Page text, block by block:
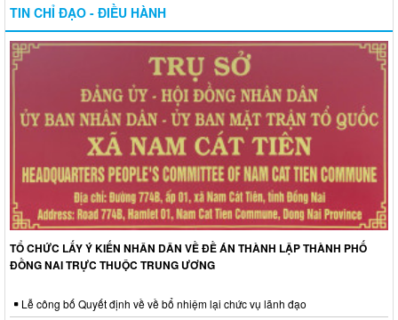
TIN CHỈ ĐẠO - ĐIỀU HÀNH
TỔ CHỨC LẤY Ý KIẾN NHÂN DÂN VỀ ĐỀ ÁN THÀNH LẬP THÀNH PHỐ
ĐỒNG NAI TRỰC THUỘC TRUNG ƯƠNG
Lễ công bố Quyết định về về bổ nhiệm lại chức vụ lãnh đạo